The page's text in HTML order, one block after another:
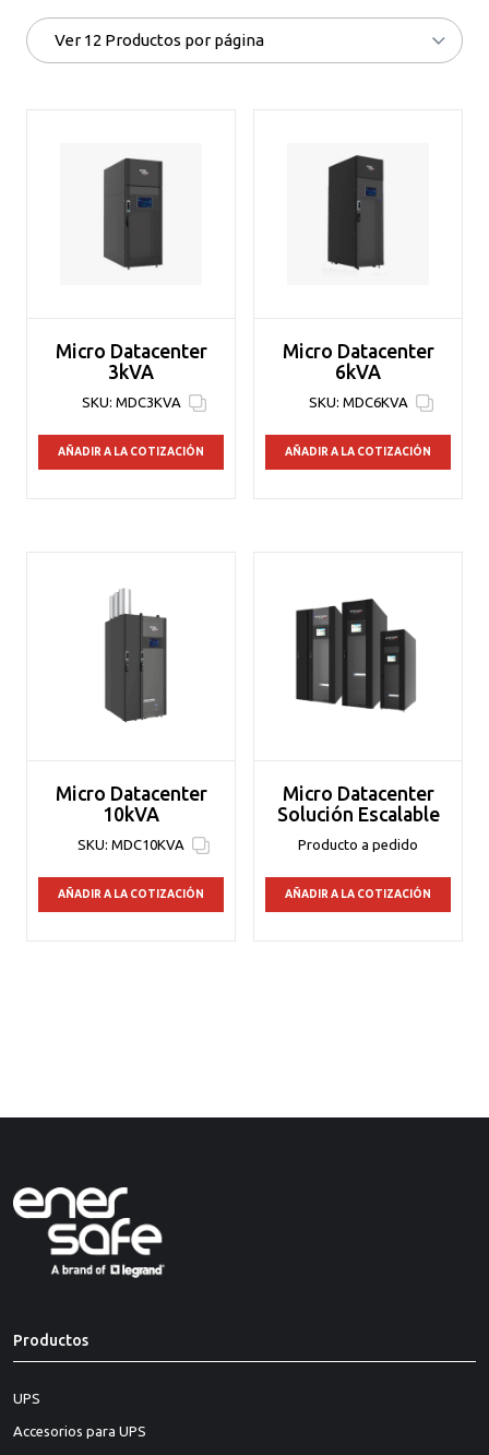
Micro Datacenter
3kVA
SKU: MDC3KVA
AÑADIR A LA COTIZACIÓN
Micro Datacenter
6kVA
SKU: MDC6KVA
AÑADIR A LA COTIZACIÓN
Micro Datacenter
10kVA
SKU: MDC10KVA
AÑADIR A LA COTIZACIÓN
Micro Datacenter
Solución Escalable
Producto a pedido
AÑADIR A LA COTIZACIÓN
Productos
UPS
Accesorios para UPS